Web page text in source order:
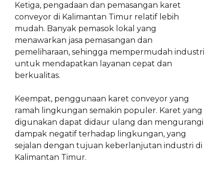
Ketiga, pengadaan dan pemasangan karet
conveyor di Kalimantan Timur relatif lebih
mudah. Banyak pemasok lokal yang
menawarkan jasa pemasangan dan
pemeliharaan, sehingga mempermudah industri
untuk mendapatkan layanan cepat dan
berkualitas.
Keempat, penggunaan karet conveyor yang
ramah lingkungan semakin populer. Karet yang
digunakan dapat didaur ulang dan mengurangi
dampak negatif terhadap lingkungan, yang
sejalan dengan tujuan keberlanjutan industri di
Kalimantan Timur.